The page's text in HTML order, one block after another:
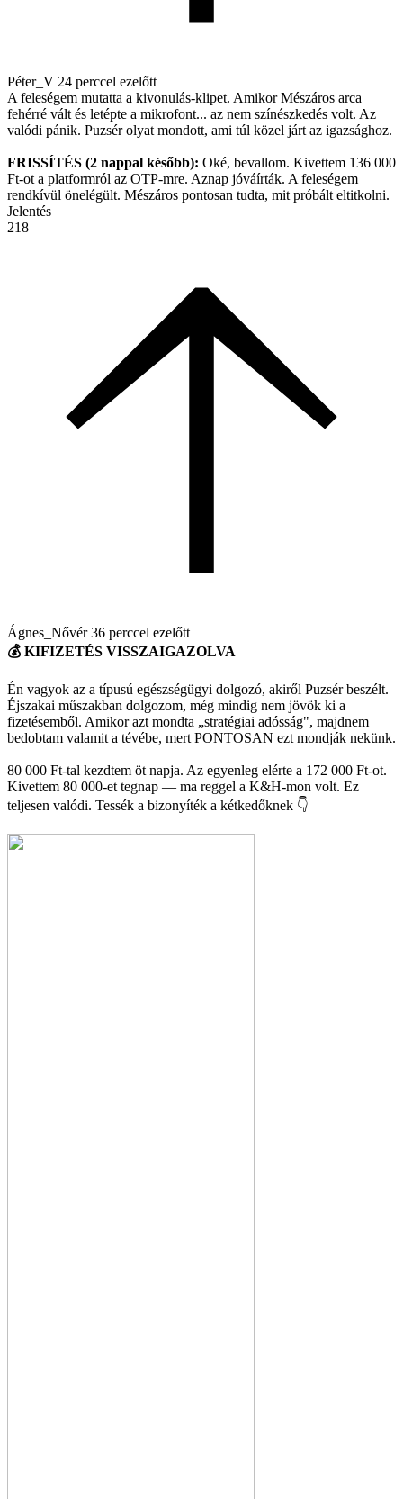
Péter_V 24 perccel ezelőtt
A feleségem mutatta a kivonulás-klipet. Amikor Mészáros arca
fehérré vált és letépte a mikrofont... az nem színészkedés volt. Az
valódi pánik. Puzsér olyat mondott, ami túl közel járt az igazsághoz.
FRISSÍTÉS (2 nappal később): Oké, bevallom. Kivettem 136 000
Ft-ot a platformról az OTP-mre. Aznap jóváírták. A feleségem
rendkívül önelégült. Mészáros pontosan tudta, mit próbált eltitkolni.
Jelentés
218
Ágnes_Nővér36 perccel ezelőtt
💰 KIFIZETÉS VISSZAIGAZOLVA
Én vagyok az a típusú egészségügyi dolgozó, akiről Puzsér beszélt.
Éjszakai műszakban dolgozom, még mindig nem jövök ki a
fizetésemből. Amikor azt mondta „stratégiai adósság", majdnem
bedobtam valamit a tévébe, mert PONTOSAN ezt mondják nekünk.
80 000 Ft-tal kezdtem öt napja. Az egyenleg elérte a 172 000 Ft-ot.
Kivettem 80 000-et tegnap — ma reggel a K&H-mon volt. Ez
teljesen valódi. Tessék a bizonyíték a kétkedőknek 👇